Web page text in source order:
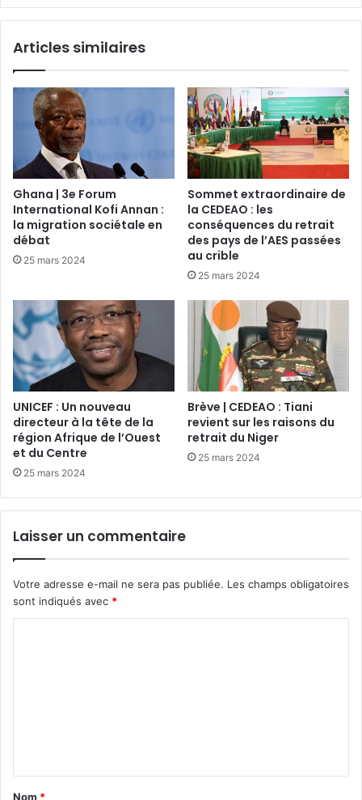
Articles similaires
Ghana | 3e Forum
International Kofi Annan :
la migration sociétale en
débat
25 mars 2024
Sommet extraordinaire de
la CEDEAO : les
conséquences du retrait
des pays de l’AES passées
au crible
25 mars 2024
UNICEF : Un nouveau
directeur à la tête de la
région Afrique de l’Ouest
et du Centre
25 mars 2024
Brève | CEDEAO : Tiani
revient sur les raisons du
retrait du Niger
25 mars 2024
Laisser un commentaire
Votre adresse e-mail ne sera pas publiée. Les champs obligatoires
sont indiqués avec *
t
Nom *